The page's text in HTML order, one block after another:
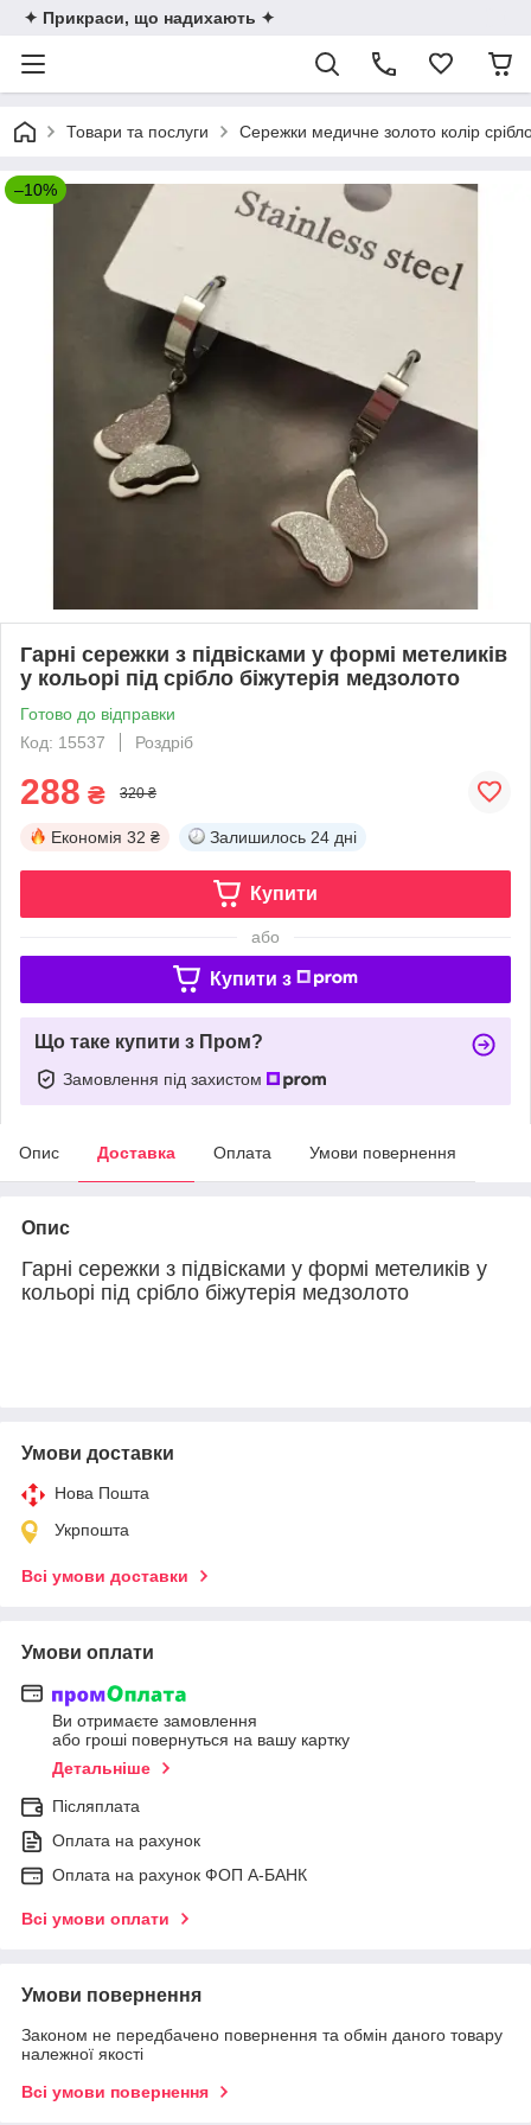
✦ Прикраси, що надихають ✦
Товари та послуги Сережки медичне золото колір
–10%
Гарні сережки з підвісками у формі метеликів
у кольорі під срібло біжутерія медзолото
Готово до відправки
Код: 15537
Роздріб
288 ₴ 320 ₴
Економія 32 ₴ Залишилось 24 дні
Купити
або
Купити з
Що таке купити з Пром?
Замовлення під захистом
Опис Доставка Оплата Умови повернення
Опис
Гарні сережки з підвісками у формі метеликів у
кольорі під срібло біжутерія медзолото
Умови доставки
Нова Пошта
Укрпошта
Всі умови доставки
Умови оплати
Ви отримаєте замовлення
або гроші повернуться на вашу картку
Детальніше
Післяплата
Оплата на рахунок
Оплата на рахунок ФОП А-БАНК
Всі умови оплати
Умови повернення
Законом не передбачено повернення та обмін даного товару
належної якості
Всі умови повернення